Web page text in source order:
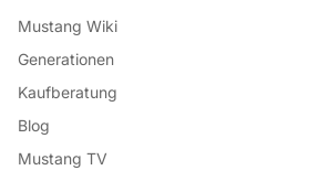
Mustang Wiki
Generationen
Kaufberatung
Blog
Mustang TV